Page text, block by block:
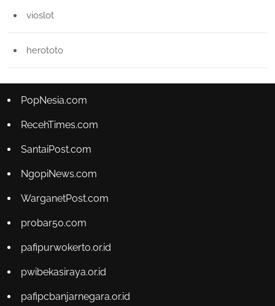
vioslot
herototo
PopNesia.com
RecehTimes.com
SantaiPost.com
NgopiNews.com
WarganetPost.com
probar50.com
pafipurwokerto.or.id
pwibekasiraya.or.id
pafipcbanjarnegara.or.id